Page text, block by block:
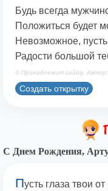
Будь всегда
Положиться будет
Невозможное,
Радости большой
© Принадлежит сайту. Автор:
Создать открытку
С Днем Рождения,
Пусть глаза твои